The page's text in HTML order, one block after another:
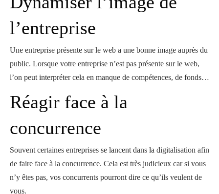
l’entreprise
Une entreprise présente sur le web a une bonne image auprès du
public. Lorsque votre entreprise n’est pas présente sur le web,
l’on peut interpréter cela en manque de compétences, de fonds…
Réagir face à la
concurrence
Souvent certaines entreprises se lancent dans la digitalisation afin
de faire face à la concurrence. Cela est très judicieux car si vous
n’y êtes pas, vos concurrents pourront dire ce qu’ils veulent de
vous.